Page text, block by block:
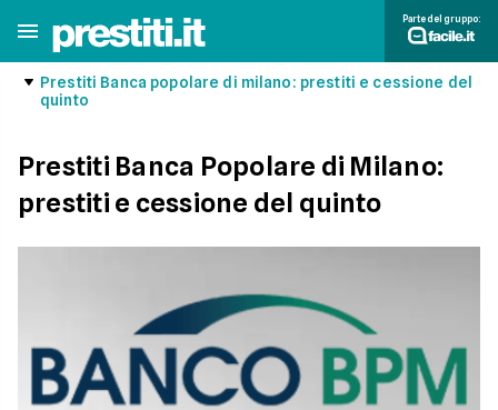
Parte del gruppo:
Prestiti Banca popolare di milano: prestiti e cessione del
quinto
Prestiti Banca Popolare di Milano:
prestiti e cessione del quinto